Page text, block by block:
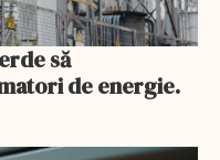
să
de energie.